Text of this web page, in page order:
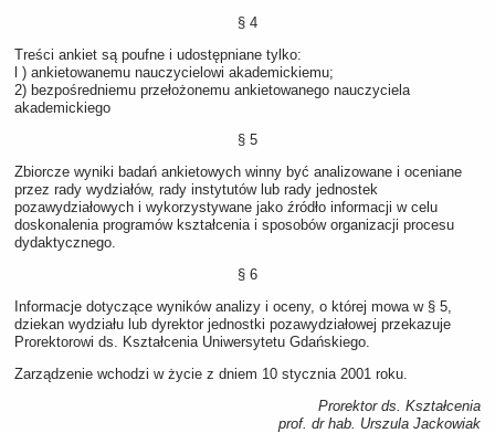
§ 4
Treści ankiet są poufne i udostępniane tylko:
l ) ankietowanemu nauczycielowi akademickiemu;
2) bezpośredniemu przełożonemu ankietowanego nauczyciela
akademickiego
§ 5
Zbiorcze wyniki badań ankietowych winny być analizowane i oceniane
przez rady wydziałów, rady instytutów lub rady jednostek
pozawydziałowych i wykorzystywane jako źródło informacji w celu
doskonalenia programów kształcenia i sposobów organizacji procesu
dydaktycznego.
§ 6
Informacje dotyczące wyników analizy i oceny, o której mowa w § 5,
dziekan wydziału lub dyrektor jednostki pozawydziałowej przekazuje
Prorektorowi ds. Kształcenia Uniwersytetu Gdańskiego.
Zarządzenie wchodzi w życie z dniem 10 stycznia 2001 roku.
Prorektor ds. Kształcenia
prof. dr hab. Urszula Jackowiak